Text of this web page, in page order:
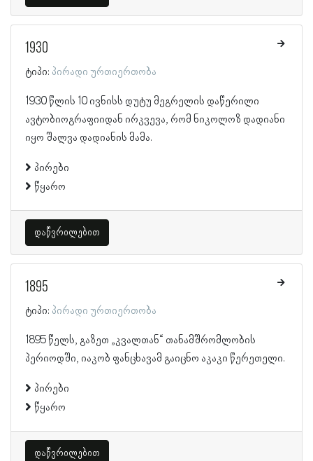
1930
ტიპი: პირადი ურთიერთობა
1930 წლის 10 ივნისს დუტუ მეგრელის დაწერილი
ავტობიოგრაფიიდან ირკვევა, რომ ნიკოლოზ დადიანი
იყო შალვა დადიანის მამა.
პირები
წყარო
დაწვრილებით
1895
ტიპი: პირადი ურთიერთობა
1895 წელს, გაზეთ „კვალთან“ თანამშრომლობის
პერიოდში, იაკობ ფანცხავამ გაიცნო აკაკი წერეთელი.
პირები
წყარო
დაწვრილებით